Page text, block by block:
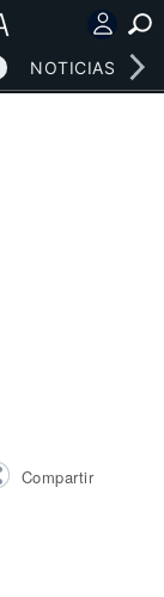
NOTICIAS
Compartir